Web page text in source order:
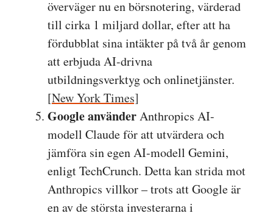
överväger nu en börsnotering, värderad
till cirka 1 miljard dollar, efter att ha
fördubblat sina intäkter på två år genom
att erbjuda AI-drivna
utbildningsverktyg och onlinetjänster.
[New York Times]
Google använderAnthropics AI-
modell Claude för att utvärdera och
jämföra sin egen AI-modell Gemini,
enligt TechCrunch. Detta kan strida mot
Anthropics villkor – trots att Google är
en av de största investerarna i